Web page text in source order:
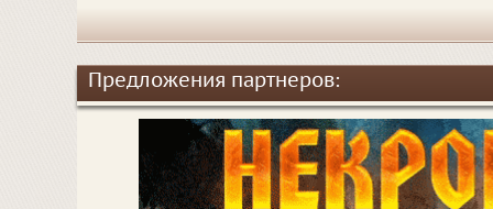
Предложения партнеров: